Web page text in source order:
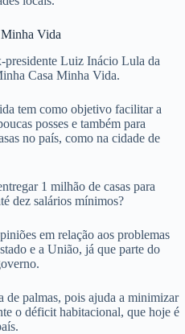
Vida
presidente Luiz Inácio Lula da
Casa Minha Vida.
tem como objetivo facilitar a
posses e também para
no país, como na cidade de
1 milhão de casas para
dez salários mínimos?
em relação aos problemas
e a União, já que parte do
de palmas, pois ajuda a minimizar
o déficit habitacional, que hoje é